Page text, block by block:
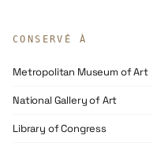
CONSERVÉ À
Metropolitan Museum of Art
National Gallery of Art
Library of Congress